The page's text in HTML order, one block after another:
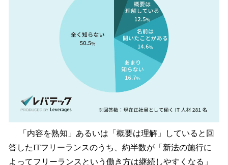
「内容を熟知」あるいは「概要は理解」していると回
答したITフリーランスのうち、約半数が「新法の施行に
よってフリーランスという働き方は継続しやすくなる」